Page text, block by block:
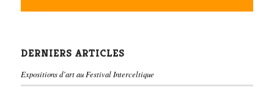
DERNIERS ARTICLES
Expositions d’art au Festival Interceltique